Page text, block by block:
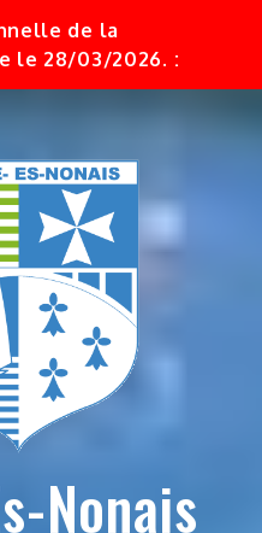
de la
le 28/03/2026. :
Nonais